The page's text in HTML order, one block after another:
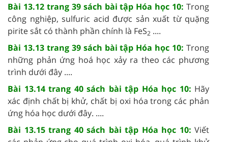
Bài 13.12 trang 39 sách bài tập Hóa học 10: Trong
công nghiệp, sulfuric acid được sản xuất từ quặng
pirite sắt có thành phần chính là FeS2 ....
Bài 13.13 trang 39 sách bài tập Hóa học 10: Trong
những phản ứng hoá học xảy ra theo các phương
trình dưới đây ....
Bài 13.14 trang 40 sách bài tập Hóa học 10: Hãy
xác định chất bị khử, chất bị oxi hóa trong các phản
ứng hóa học dưới đây. ....
Bài 13.15 trang 40 sách bài tập Hóa học 10: Viết